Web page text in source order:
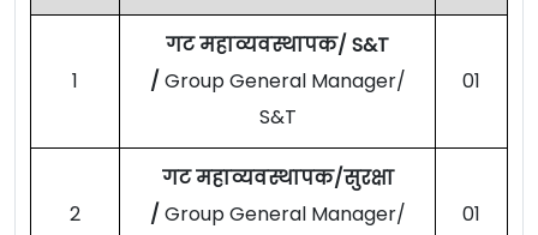
1
गट महाव्यवस्थापक/ S&T
/ Group General Manager/
S&T
01
2
गट महाव्यवस्थापक/सुरक्षा
/ Group General Manager/
01